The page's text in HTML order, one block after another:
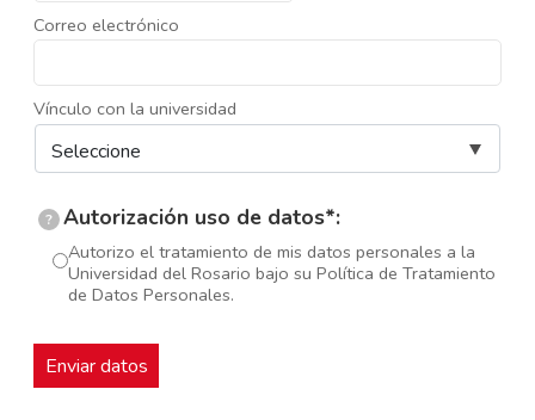
Correo electrónico
Vínculo con la universidad
? Autorización uso de datos*:
Autorizo el tratamiento de mis datos personales a la
Universidad del Rosario bajo su Política de Tratamiento
de Datos Personales.